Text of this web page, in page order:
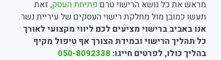
מראש את כל נושא הרישוי טרם פתיחת העסק, זאת
תעשו כמובן מול מחלקת רישוי העסקים של עיריית נשר.
אנו באביב ברישוי מציעים לכם ליווי מקצועי לאורך
כל תהליך הרישוי ובמידת הצורך אף טיפול מקיף
בהליך כולו, לפרטים חייגו: 050-8092338